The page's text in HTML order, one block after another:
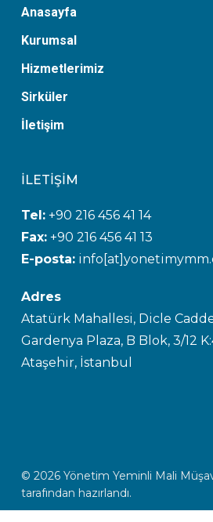
Anasayfa
Kurumsal
Hizmetlerimiz
Sirküler
İletişim
İLETİŞİM
Tel: +90 216 456 41 14
Fax:+90 216 456 41 13
E-posta:
Adres
Atatürk Mahallesi, Dicle
Gardenya Plaza, B Blok, 3/12
Ataşehir, İstanbul
© 2026 Yönetim Yeminli Mali
tarafından hazırlandı.